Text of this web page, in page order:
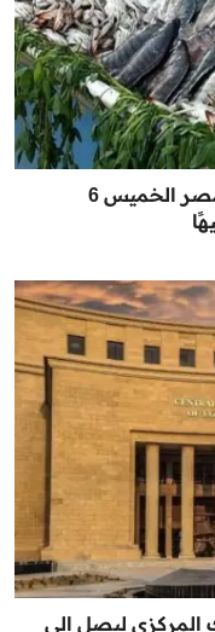
تعرف على أسعار الأسماك اليوم في مصر الخميس 6
المركزي ليصل إلى